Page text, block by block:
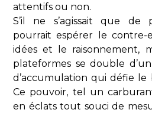
attentifs ou non.
S’il ne s’agissait que de
pourrait espérer le contre-
idées et le raisonnement,
plateformes se double
d’accumulation qui défie le
Ce pouvoir, tel un
en éclats tout souci de